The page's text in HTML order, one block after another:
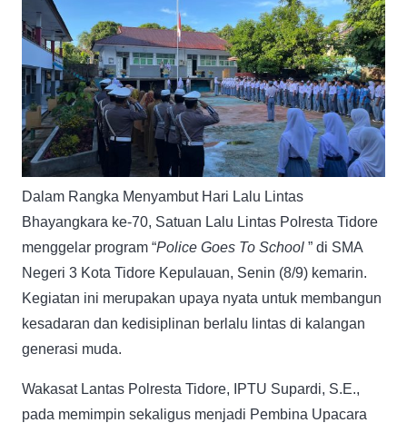
Dalam Rangka Menyambut Hari Lalu Lintas
Bhayangkara ke-70, Satuan Lalu Lintas Polresta Tidore
menggelar program “Police Goes To School ” di SMA
Negeri 3 Kota Tidore Kepulauan, Senin (8/9) kemarin.
Kegiatan ini merupakan upaya nyata untuk membangun
kesadaran dan kedisiplinan berlalu lintas di kalangan
generasi muda.
Wakasat Lantas Polresta Tidore, IPTU Supardi, S.E.,
pada memimpin sekaligus menjadi Pembina Upacara